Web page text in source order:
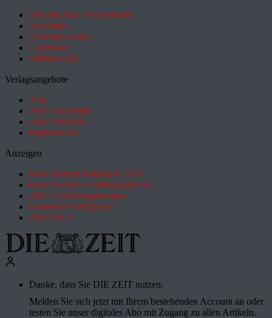
Jobs im ZEIT Stellenmarkt
academics
academics.com
GoodJobs
e-fellows.net
Verlagsangebote
Abo
ZEIT Akademie
ZEIT REISEN
Partnersuche
Anzeigen
Most Wanted Employer 2026
How it works: Studium und Job
ZEIT Forschungskosmos
Deutsches Schulportal
ZEIT für X
Danke, dass Sie DIE ZEIT nutzen.
Melden Sie sich jetzt mit Ihrem bestehenden Account an oder
testen Sie unser digitales Abo mit Zugang zu allen Artikeln.